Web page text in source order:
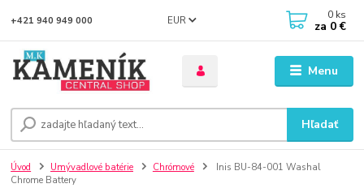
Menu
EUR
Hľadať
+421 940 949 000 0 ks
za 0 €
Úvod Umývadlové batérie Chrómové
Inis BU-84-001 Washal
Chrome Battery